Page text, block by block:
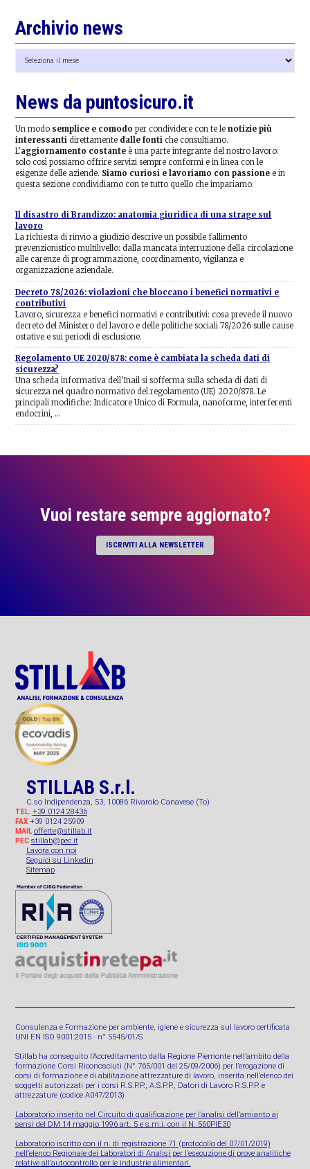
Archivio news
news
News da puntosicuro.it
Un modo semplice e comodo per condividere con te lenotizie più
interessanti direttamente dalle fonti che consultiamo.
L’aggiornamento costante è una parte integrante del nostro lavoro:
solo così possiamo offrire servizi sempre conformi e in linea con le
esigenze delle aziende. Siamo curiosi e lavoriamo con passione e in
questa sezione condividiamo con te tutto quello che impariamo.
Il disastro di Brandizzo: anatomia giuridica di una strage sul
lavoro
La richiesta di rinvio a giudizio descrive un possibile fallimento
prevenzionistico multilivello: dalla mancata interruzione della circolazione
alle carenze di programmazione, coordinamento, vigilanza e
organizzazione aziendale.
Decreto 78/2026: violazioni che bloccano i benefici normativi e
contributivi
Lavoro, sicurezza e benefici normativi e contributivi: cosa prevede il nuovo
decreto del Ministero del lavoro e delle politiche sociali 78/2026 sulle cause
ostative e sui periodi di esclusione.
Regolamento UE 2020/878: come è cambiata la scheda dati di
sicurezza?
Una scheda informativa dell'Inail si sofferma sulla scheda di dati di
sicurezza nel quadro normativo del regolamento (UE) 2020/878. Le
principali modifiche: Indicatore Unico di Formula, nanoforme, interferenti
endocrini, …
Vuoi restare sempre aggiornato?
ISCRIVITI ALLA NEWSLETTER
STILLAB S.r.l.
C.so Indipendenza, 53, 10086 Rivarolo Canavese (To)
TEL. +39 0124 28436
FAX+39 0124 25909
MAIL offerte@stillab.it
PEC stillab@pec.it
Lavora con noi
Seguici su Linkedin
Sitemap
Consulenza e Formazione per ambiente, igiene e sicurezza sul lavoro certificata
UNI EN ISO 9001:2015 · n° 5545/01/S
Stillab ha conseguito l’Accreditamento dalla Regione Piemonte nell’ambito della
formazione Corsi Riconosciuti (N° 765/001 del 25/09/2006) per l’erogazione di
corsi di formazione e di abilitazione attrezzature di lavoro, inserita nell’elenco dei
soggetti autorizzati per i corsi R.S.P.P., A.S.P.P., Datori di Lavoro R.S.P.P. e
attrezzature (codice A047/2013)
Laboratorio inserito nel Circuito di qualificazione per l’analisi dell’amianto ai
sensi del DM 14 maggio 1996 art. 5 e s.m.i. con il N. 560PIE30
Laboratorio iscritto con il n. di registrazione 71 (protocollo del 07/01/2019)
nell’elenco Regionale dei Laboratori di Analisi per l’esecuzione di prove analitiche
relative all’autocontrollo per le industrie alimentari.